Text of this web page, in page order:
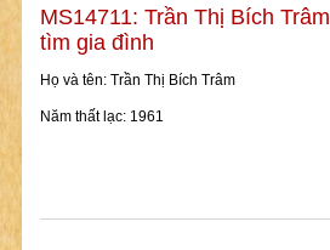
MS14711: Trần Thị Bích Trâm
tìm gia đình
Họ và tên: Trần Thị Bích Trâm
Năm thất lạc: 1961